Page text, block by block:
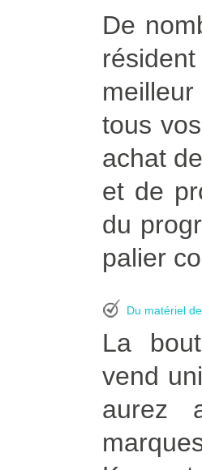
De
tous
achat
et de
du
palier
Du matériel
La
vend
aurez